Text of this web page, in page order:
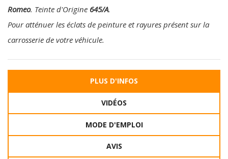
Romeo. Teinte d'Origine 645/A.
Pour atténuer les éclats de peinture et rayures présent sur la
carrosserie de votre véhicule.
PLUS D'INFOS
VIDÉOS
MODE D'EMPLOI
AVIS